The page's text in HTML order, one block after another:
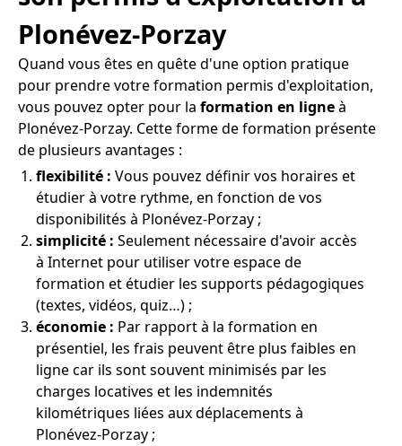
Plonévez-Porzay
Quand vous êtes en quête d'une option pratique
pour prendre votre formation permis d'exploitation,
vous pouvez opter pour la formation en ligneà
Plonévez-Porzay. Cette forme de formation présente
de plusieurs avantages :
flexibilité : Vous pouvez définir vos horaires et
étudier à votre rythme, en fonction de vos
disponibilités à Plonévez-Porzay ;
simplicité : Seulement nécessaire d'avoir accès
à Internet pour utiliser votre espace de
formation et étudier les supports pédagogiques
(textes, vidéos, quiz…) ;
économie : Par rapport à la formation en
présentiel, les frais peuvent être plus faibles en
ligne car ils sont souvent minimisés par les
charges locatives et les indemnités
kilométriques liées aux déplacements à
Plonévez-Porzay ;